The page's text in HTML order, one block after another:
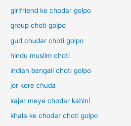
girlfriend ke chodar golpo
group choti golpo
gud chudar choti golpo
hindu muslim choti
indian bengali choti golpo
jor kore chuda
kajer meye chodar kahini
khala ke chodar choti golpo